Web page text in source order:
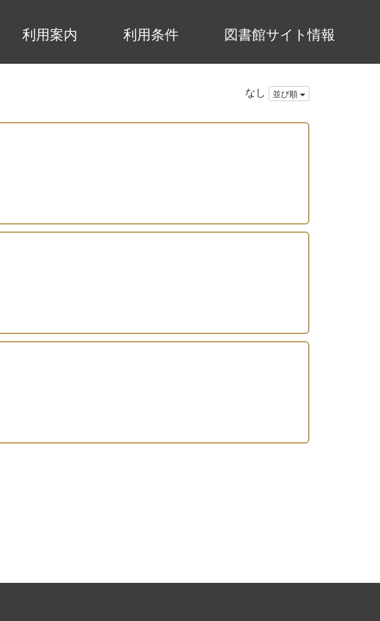
利用案内 利用条件 図書館サイト情報
なし 並び順